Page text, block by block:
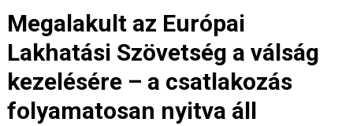
Megalakult az Európai
Lakhatási Szövetség a válság
kezelésére – a csatlakozás
folyamatosan nyitva áll